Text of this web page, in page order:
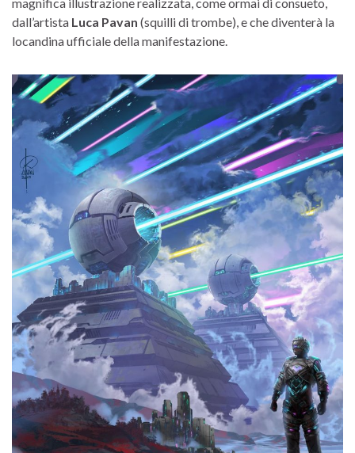
dall’artista Luca Pavan (squilli di trombe), e che diventerà la
locandina ufficiale della manifestazione.